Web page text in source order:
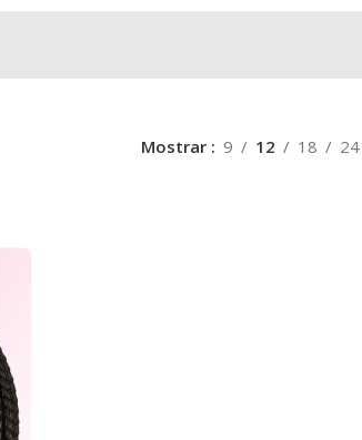
Mostrar 9 12 18 24